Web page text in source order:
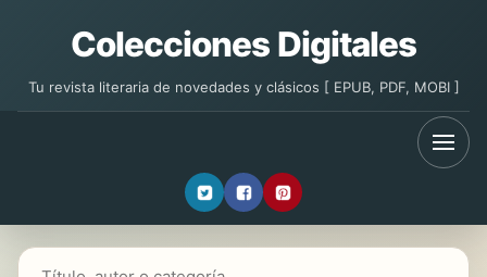
Colecciones Digitales
Tu revista literaria de novedades y clásicos [ EPUB, PDF, MOBI ]